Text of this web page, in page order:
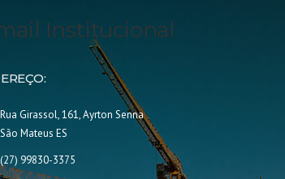
Institucional
Rua Girassol, 161, Ayrton Senna
São Mateus ES
(27) 99830-3375